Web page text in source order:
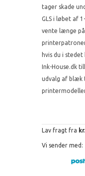
tager skade
GLS i løbet af
vente længe
hvis du i
Ink-House.dk
udvalg af blæk
Lav fragt fra
Vi sender med: